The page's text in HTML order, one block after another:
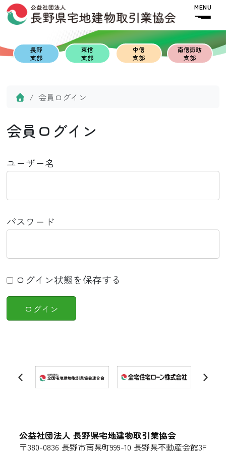
Skip to content
Skip to footer
長野
支部
東信
支部
中信
支部
南信諏訪
支部
Home会員ログイン
会員ログイン
ユーザー名
パスワード
ログイン状態を保存する
公益社団法人 長野県宅地建物取引業協会
〒380-0836 長野市南県町999-10 長野県不動産会館3F
MENU